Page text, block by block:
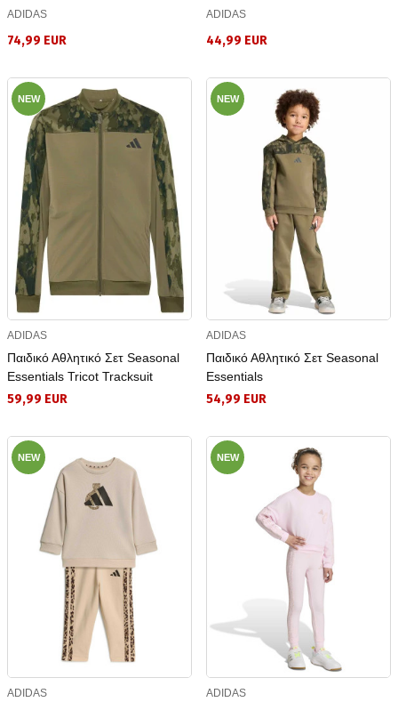
ADIDAS
74,99 EUR
ADIDAS
44,99 EUR
NEW
ADIDAS
Παιδικό Αθλητικό Σετ Seasonal
Essentials Tricot Tracksuit
59,99 EUR
NEW
ADIDAS
Παιδικό Αθλητικό Σετ Seasonal
Essentials
54,99 EUR
NEW
ADIDAS
NEW
ADIDAS